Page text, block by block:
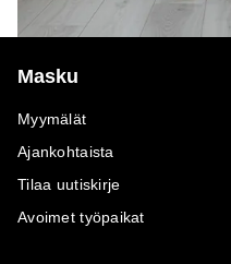
Masku
Myymälät
Ajankohtaista
Tilaa uutiskirje
Avoimet työpaikat